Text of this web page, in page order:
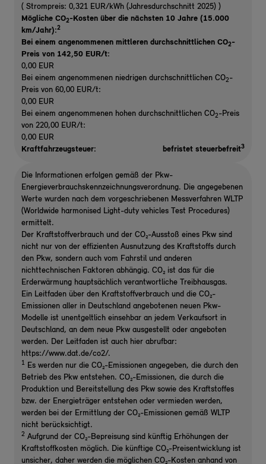
( Strompreis: 0,321 EUR/kWh (Jahresdurchschnitt 2025) )
Mögliche CO2-Kosten über die nächsten 10 Jahre (15.000
km/Jahr):2
Bei einem angenommenen mittleren durchschnittlichen CO2-
Preis von 142,50 EUR/t:
0,00 EUR
Bei einem angenommenen niedrigen durchschnittlichen CO2-
Preis von 60,00 EUR/t:
0,00 EUR
Bei einem angenommenen hohen durchschnittlichen CO2-Preis
von 220,00 EUR/t:
0,00 EUR
Kraftfahrzeugsteuer:
befristet steuerbefreit3
Die Informationen erfolgen gemäß der Pkw-
Energieverbrauchskennzeichnungsverordnung. Die angegebenen
Werte wurden nach dem vorgeschriebenen Messverfahren WLTP
(Worldwide harmonised Light-duty vehicles Test Procedures)
ermittelt.
Der Kraftstoffverbrauch und der CO₂-Ausstoß eines Pkw sind
nicht nur von der effizienten Ausnutzung des Kraftstoffs durch
den Pkw, sondern auch vom Fahrstil und anderen
nichttechnischen Faktoren abhängig. CO₂ ist das für die
Erderwärmung hauptsächlich verantwortliche Treibhausgas.
Ein Leitfaden über den Kraftstoffverbrauch und die CO₂-
Emissionen aller in Deutschland angebotenen neuen Pkw-
Modelle ist unentgeltlich einsehbar an jedem Verkaufsort in
Deutschland, an dem neue Pkw ausgestellt oder angeboten
werden. Der Leitfaden ist auch hier abrufbar:
https://www.dat.de/co2/.
1 Es werden nur die CO₂-Emissionen angegeben, die durch den
Betrieb des Pkw entstehen. CO₂-Emissionen, die durch die
Produktion und Bereitstellung des Pkw sowie des Kraftstoffes
bzw. der Energieträger entstehen oder vermieden werden,
werden bei der Ermittlung der CO₂-Emissionen gemäß WLTP
nicht berücksichtigt.
2 Aufgrund der CO₂-Bepreisung sind künftig Erhöhungen der
Kraftstoffkosten möglich. Die künftige CO₂-Preisentwicklung ist
unsicher, daher werden die möglichen CO₂-Kosten anhand von